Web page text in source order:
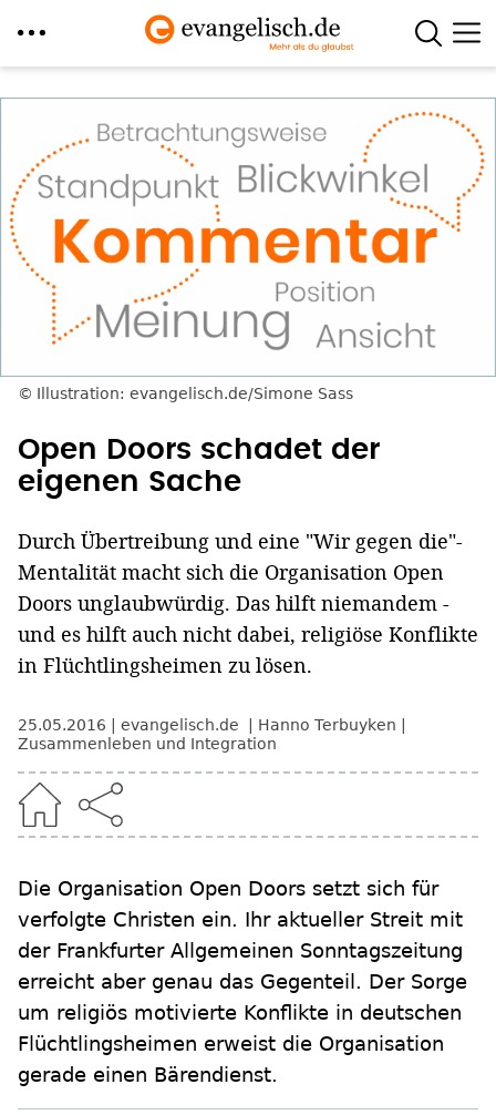
Illustration: evangelisch.de/Simone Sass
Open Doors schadet der
eigenen Sache
Durch Übertreibung und eine "Wir gegen die"-
Mentalität macht sich die Organisation Open
Doors unglaubwürdig. Das hilft niemandem -
und es hilft auch nicht dabei, religiöse Konflikte
in Flüchtlingsheimen zu lösen.
25.05.2016 evangelisch.de
Hanno Terbuyken
Zusammenleben und Integration
Die Organisation Open Doors setzt sich für
verfolgte Christen ein. Ihr aktueller Streit mit
der Frankfurter Allgemeinen Sonntagszeitung
erreicht aber genau das Gegenteil. Der Sorge
um religiös motivierte Konflikte in deutschen
Flüchtlingsheimen erweist die Organisation
gerade einen Bärendienst.